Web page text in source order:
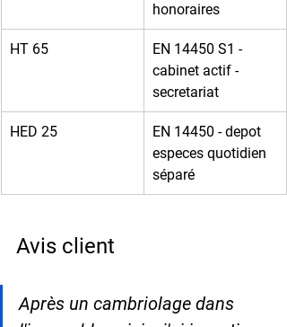
honoraires
HT 65
EN 14450 S1 -
cabinet actif -
secretariat
HED 25
EN 14450 - depot
especes quotidien
séparé
Avis client
Après un cambriolage dans